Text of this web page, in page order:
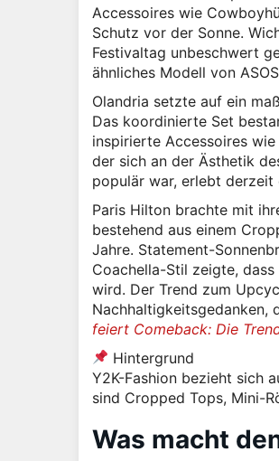
Accessoires wie
Schutz vor der Sonne.
Festivaltag unbeschwert
ähnliches Modell von
Olandria setzte auf ein
Das koordinierte Set
inspirierte Accessoires
der sich an der Ästhetik
populär war, erlebt derzeit
Paris Hilton brachte mit
bestehend aus einem
Jahre. Statement-
Coachella-Stil zeigte,
wird. Der Trend zum
Nachhaltigkeitsgedanken,
feiert Comeback: Die
Hintergrund
Y2K-Fashion bezieht sich
sind Cropped Tops, Mini-
Was macht